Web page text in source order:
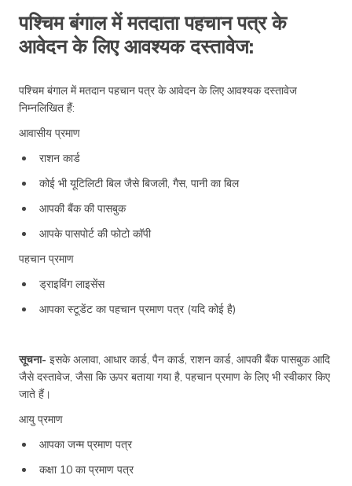
पश्चिम बंगाल में मतदाता पहचान पत्र के
आवेदन के लिए आवश्यक दस्तावेज:
पश्चिम बंगाल में मतदान पहचान पत्र के आवेदन के लिए आवश्यक दस्तावेज
निम्नलिखित हैं:
आवासीय प्रमाण
राशन कार्ड
कोई भी यूटिलिटी बिल जैसे बिजली, गैस, पानी का बिल
आपकी बैंक की पासबुक
आपके पासपोर्ट की फोटो कॉपी
पहचान प्रमाण
ड्राइविंग लाइसेंस
आपका स्टूडेंट का पहचान प्रमाण पत्र (यदि कोई है)
सूचना- इसके अलावा, आधार कार्ड, पैन कार्ड, राशन कार्ड, आपकी बैंक पासबुक आदि
जैसे दस्तावेज, जैसा कि ऊपर बताया गया है, पहचान प्रमाण के लिए भी स्वीकार किए
जाते हैं।
आयु प्रमाण
आपका जन्म प्रमाण पत्र
कक्षा 10 का प्रमाण पत्र